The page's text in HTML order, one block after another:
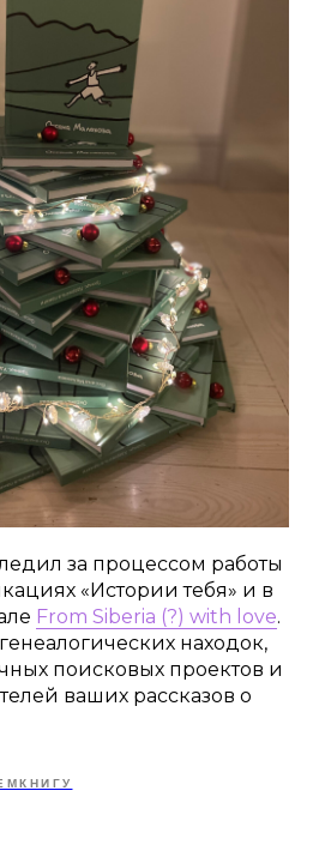
за процессом работы
«Истории тебя» и в
From Siberia (?) with love.
находок,
поисковых проектов и
ваших рассказов о